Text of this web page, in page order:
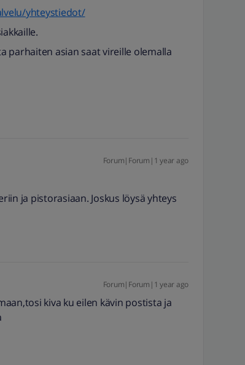
yhteystiedot/
parhaiten asian saat vireille olemalla
Forum|Forum|1 year ago
ja pistorasiaan. Joskus löysä yhteys
Forum|Forum|1 year ago
kiva ku eilen kävin postista ja